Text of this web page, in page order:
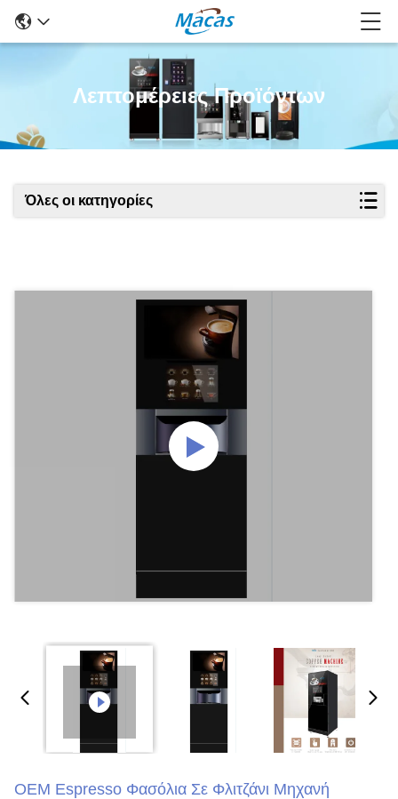
Λεπτομέρειες Προϊόντων
Όλες οι κατηγορίες
OEM Espresso Φασόλια Σε Φλιτζάνι Μηχανή